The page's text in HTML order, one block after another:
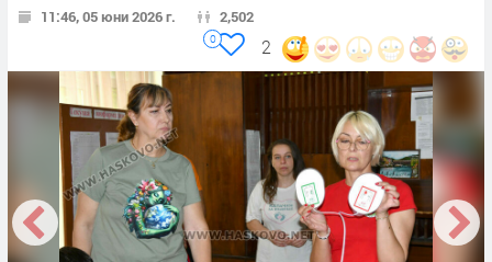
11:46, 05 юни 2026 г. 2,502
2
0